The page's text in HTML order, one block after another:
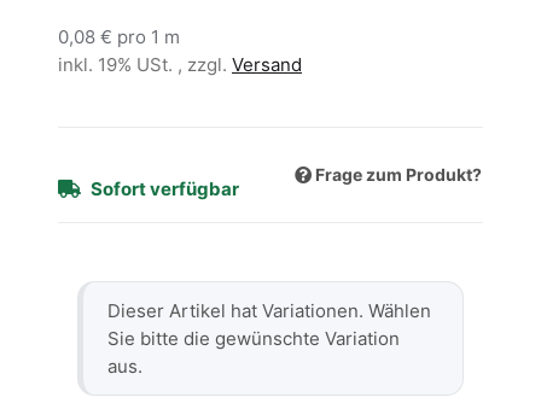
0,08 € pro 1 m
inkl. 19% USt. , zzgl. Versand
Sofort verfügbar
Frage zum Produkt?
x
Dieser Artikel hat Variationen. Wählen
Sie bitte die gewünschte Variation
aus.